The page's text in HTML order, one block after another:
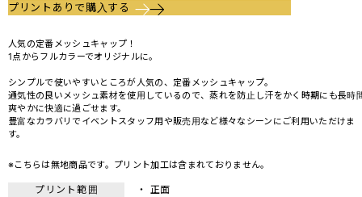
プリントありで購入する
人気の定番メッシュキャップ！
1点からフルカラーでオリジナルに。
シンプルで使いやすいところが人気の、定番メッシュキャップ。
通気性の良いメッシュ素材を使用しているので、蒸れを防止し汗をかく時期にも長時
爽やかに快適に過ごせます。
豊富なカラバリでイベントスタッフ用や販売用など様々なシーンにご利用いただけま
す。
※こちらは無地商品です。プリント加工は含まれておりません。
プリント範囲
・ 正面